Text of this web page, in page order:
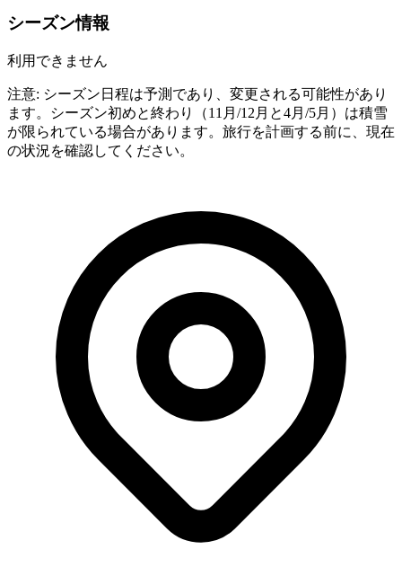
シーズン情報
利用できません
注意: シーズン日程は予測であり、変更される可能性があり
ます。シーズン初めと終わり（11月/12月と4月/5月）は積雪
が限られている場合があります。旅行を計画する前に、現在
の状況を確認してください。